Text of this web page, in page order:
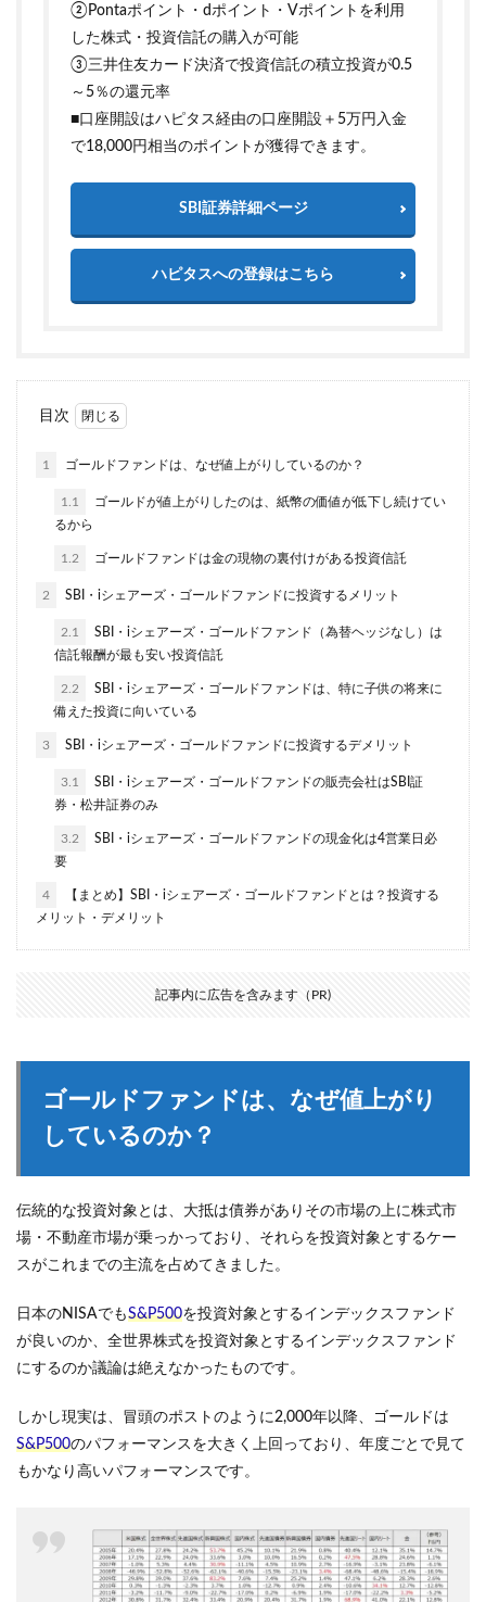
②Pontaポイント・dポイント・Vポイントを利用
した株式・投資信託の購入が可能
③三井住友カード決済で投資信託の積立投資が0.5
～5％の還元率
■口座開設はハピタス経由の口座開設＋5万円入金
で18,000円相当のポイントが獲得できます。
SBI証券詳細ページ
ハピタスへの登録はこちら
目次
1 ゴールドファンドは、なぜ値上がりしているのか？
1.1
ゴールドが値上がりしたのは、紙幣の価値が低下し続けてい
るから
1.2 ゴールドファンドは金の現物の裏付けがある投資信託
2 SBI・iシェアーズ・ゴールドファンドに投資するメリット
2.1
SBI・iシェアーズ・ゴールドファンド（為替ヘッジなし）は
信託報酬が最も安い投資信託
2.2
SBI・iシェアーズ・ゴールドファンドは、特に子供の将来に
備えた投資に向いている
3 SBI・iシェアーズ・ゴールドファンドに投資するデメリット
3.1
SBI・iシェアーズ・ゴールドファンドの販売会社はSBI証
券・松井証券のみ
3.2
SBI・iシェアーズ・ゴールドファンドの現金化は4営業日必
要
4
【まとめ】SBI・iシェアーズ・ゴールドファンドとは？投資する
メリット・デメリット
記事内に広告を含みます（PR)
ゴールドファンドは、なぜ値上がり
しているのか？
伝統的な投資対象とは、大抵は債券がありその市場の上に株式市
場・不動産市場が乗っかっており、それらを投資対象とするケー
スがこれまでの主流を占めてきました。
日本のNISAでもS&P500を投資対象とするインデックスファンド
が良いのか、全世界株式を投資対象とするインデックスファンド
にするのか議論は絶えなかったものです。
しかし現実は、冒頭のポストのように2,000年以降、ゴールドは
S&P500のパフォーマンスを大きく上回っており、年度ごとで見て
もかなり高いパフォーマンスです。